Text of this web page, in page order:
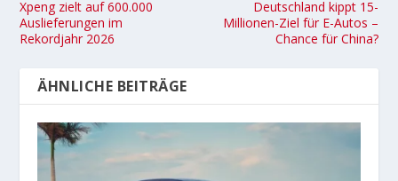
Xpeng zielt auf 600.000
Auslieferungen im
Rekordjahr 2026
Deutschland kippt 15-
Millionen-Ziel für E-Autos –
Chance für China?
ÄHNLICHE BEITRÄGE